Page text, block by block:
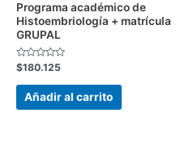
Programa académico de
Histoembriología + matrícula
GRUPAL
Valorado
con
0
$180.125
Añadir al carrito